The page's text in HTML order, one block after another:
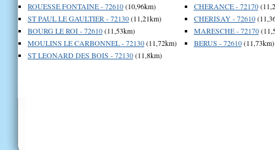
ROUESSE FONTAINE - 72610(10,96km)
ST PAUL LE GAULTIER - 72130(11,21km)
BOURG LE ROI - 72610(11,53km)
MOULINS LE CARBONNEL - 72130(11,72km)
ST LEONARD DES BOIS - 72130(11,8km)
CHERANCE - 72170
CHERISAY - 72610
MARESCHE - 72170
BERUS - 72610(11,73km)